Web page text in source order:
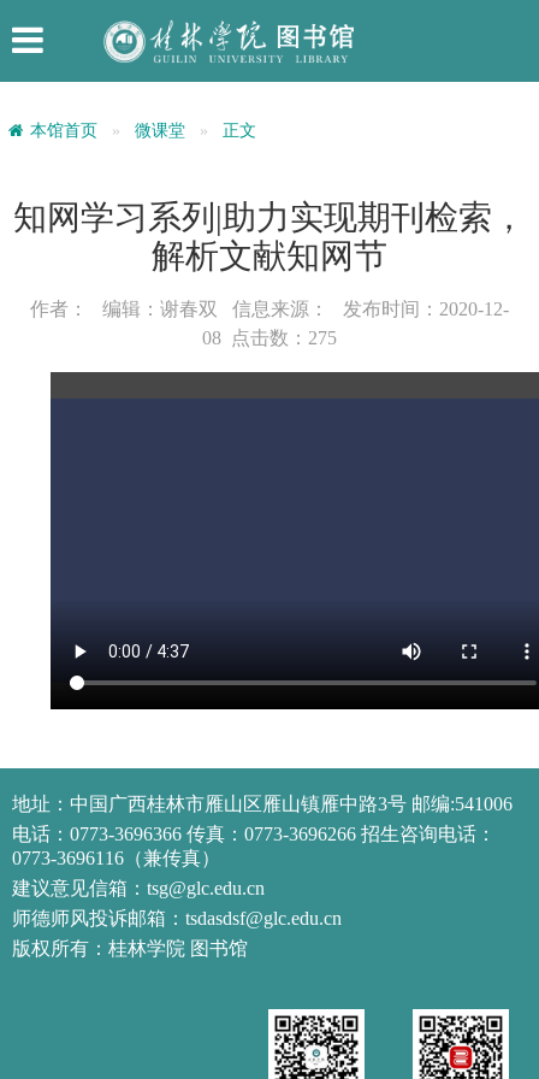
本馆首页 微课堂 正文
知网学习系列|助力实现期刊检索，
解析文献知网节
作者： 编辑：谢春双 信息来源： 发布时间：2020-12-
08 点击数： 275
地址：中国广西桂林市雁山区雁山镇雁中路3号 邮编:541006
电话：0773-3696366 传真：0773-3696266 招生咨询电话：
0773-3696116（兼传真）
建议意见信箱：tsg@glc.edu.cn
师德师风投诉邮箱：tsdasdsf@glc.edu.cn
版权所有：桂林学院 图书馆